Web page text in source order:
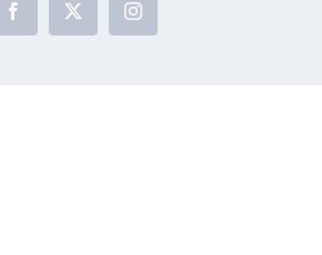
Facebook
X Instagram